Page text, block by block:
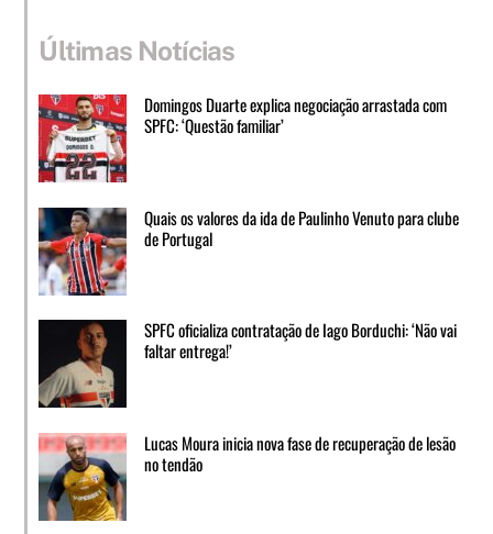
Últimas Notícias
Domingos Duarte explica negociação arrastada com
SPFC: ‘Questão familiar’
Quais os valores da ida de Paulinho Venuto para clube
de Portugal
SPFC oficializa contratação de Iago Borduchi: ‘Não vai
faltar entrega!’
Lucas Moura inicia nova fase de recuperação de lesão
no tendão